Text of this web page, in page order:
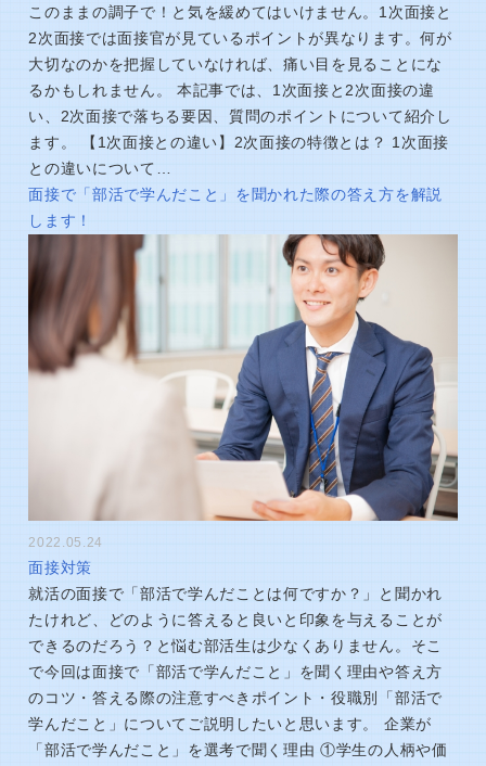
このままの調子で！と気を緩めてはいけません。1次面接と
2次面接では面接官が見ているポイントが異なります。何が
大切なのかを把握していなければ、痛い目を見ることにな
るかもしれません。 本記事では、1次面接と2次面接の違
い、2次面接で落ちる要因、質問のポイントについて紹介し
ます。 【1次面接との違い】2次面接の特徴とは？ 1次面接
との違いについて…
面接で「部活で学んだこと」を聞かれた際の答え方を解説
します！
2022.05.24
面接対策
就活の面接で「部活で学んだことは何ですか？」と聞かれ
たけれど、どのように答えると良いと印象を与えることが
できるのだろう？と悩む部活生は少なくありません。そこ
で今回は面接で「部活で学んだこと」を聞く理由や答え方
のコツ・答える際の注意すべきポイント・役職別「部活で
学んだこと」についてご説明したいと思います。 企業が
「部活で学んだこと」を選考で聞く理由 ①学生の人柄や価